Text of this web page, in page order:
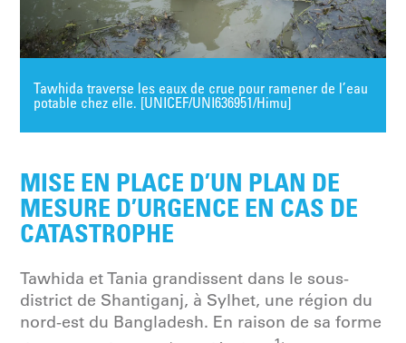
Tawhida traverse les eaux de crue pour ramener de l’eau
potable chez elle. [UNICEF/UNI636951/Himu]
MISE EN PLACE D’UN PLAN DE
MESURE D’URGENCE EN CAS DE
CATASTROPHE
Tawhida et Tania grandissent dans le sous-
district de Shantiganj, à Sylhet, une région du
nord-est du Bangladesh. En raison de sa forme